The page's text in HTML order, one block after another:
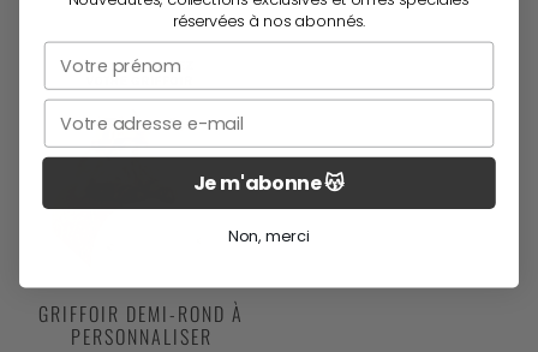
GRIFFOIR DEMI-ROND À
PERSONNALISER
réservées à nos abonnés.
Prénom
Email
Je m'abonne 😽
Non, merci